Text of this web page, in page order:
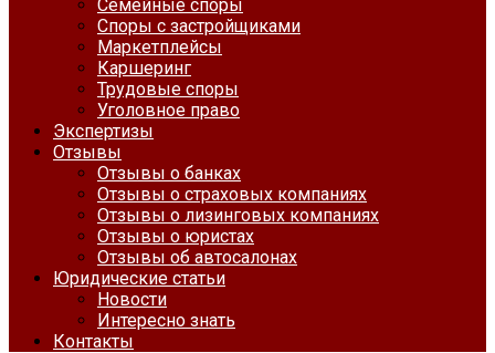
Семейные споры
Споры с застройщиками
Маркетплейсы
Каршеринг
Трудовые споры
Уголовное право
Экспертизы
Отзывы
Отзывы о банках
Отзывы о страховых компаниях
Отзывы о лизинговых компаниях
Отзывы о юристах
Отзывы об автосалонах
Юридические статьи
Новости
Интересно знать
Контакты